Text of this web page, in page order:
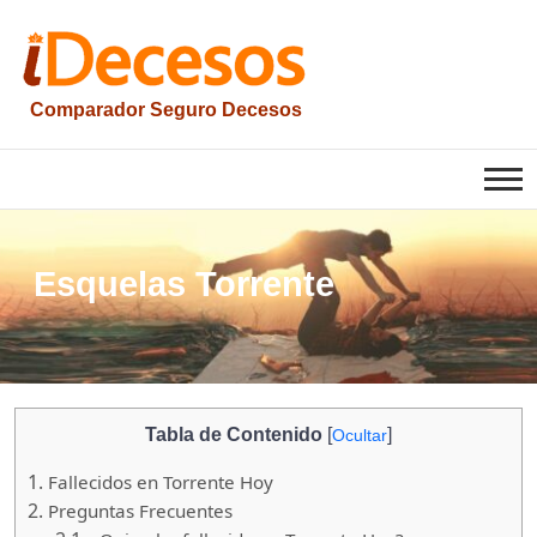
contenido
Comparador Seguro Decesos
iesquelas
Esquelas Torrente
Tabla de Contenido [Ocultar]
1. Fallecidos en Torrente Hoy
2. Preguntas Frecuentes